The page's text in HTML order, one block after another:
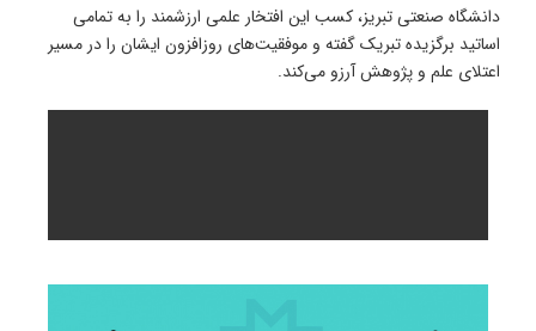
دانشگاه صنعتی تبریز، کسب این افتخار علمی ارزشمند را به تمامی
اساتید برگزیده تبریک گفته و موفقیت‌های روزافزون ایشان را در مسیر
اعتلای علم و پژوهش آرزو می‌کند.